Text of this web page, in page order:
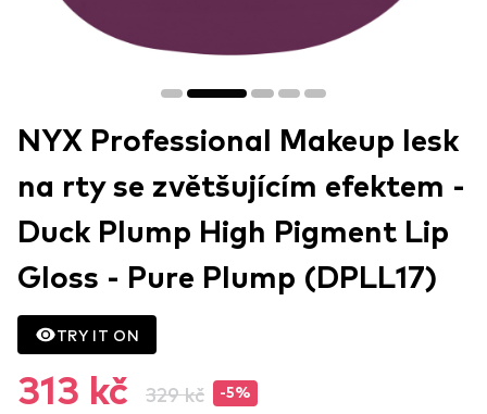
NYX Professional Makeup lesk
na rty se zvětšujícím efektem -
Duck Plump High Pigment Lip
Gloss - Pure Plump (DPLL17)
TRY IT ON
313 kč 329 kč -5%